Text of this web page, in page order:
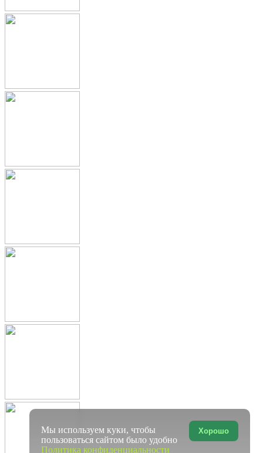
Хорошо
Мы используем куки, чтобы
пользоваться сайтом было удобно
Политика конфиденциальности